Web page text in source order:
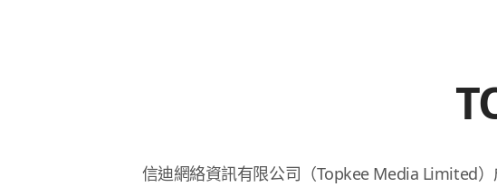
信迪網絡資訊有限公司（Topkee Media Limited